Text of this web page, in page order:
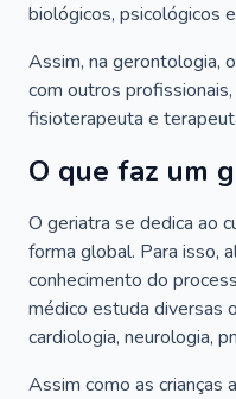
biológicos, psicológicos
Assim, na gerontologia,
com outros
fisioterapeuta e
O que faz um
O geriatra se dedica ao
forma global. Para isso,
conhecimento do
médico estuda diversas
cardiologia, neurologia,
Assim como as crianças